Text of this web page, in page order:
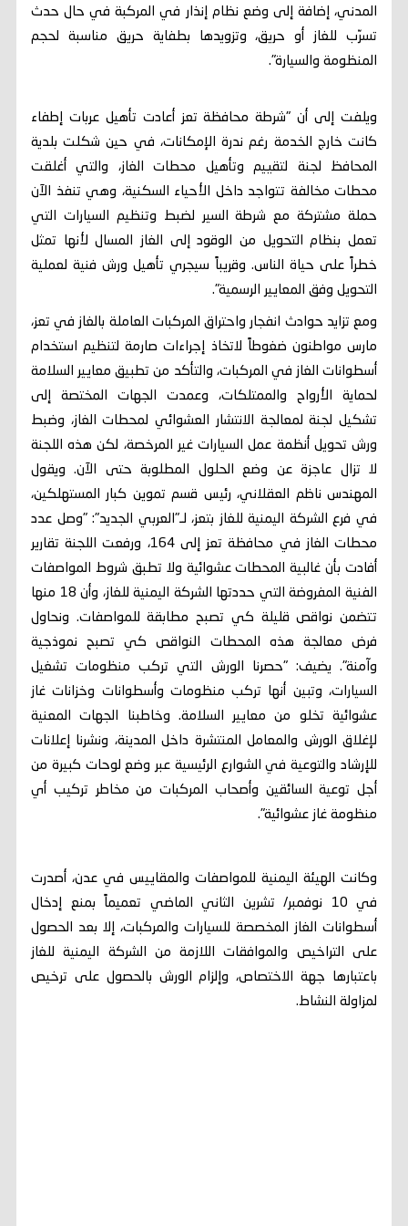
المدني، إضافة إلى وضع نظام إنذار في المركبة في حال حدث
تسرّب للغاز أو حريق، وتزويدها بطفاية حريق مناسبة لحجم
المنظومة والسيارة".
ويلفت إلى أن "شرطة محافظة تعز أعادت تأهيل عربات إطفاء
كانت خارج الخدمة رغم ندرة الإمكانات، في حين شكلت بلدية
المحافظ لجنة لتقييم وتأهيل محطات الغاز، والتي أغلقت
محطات مخالفة تتواجد داخل الأحياء السكنية، وهي تنفذ الآن
حملة مشتركة مع شرطة السير لضبط وتنظيم السيارات التي
تعمل بنظام التحويل من الوقود إلى الغاز المسال لأنها تمثل
خطراً على حياة الناس. وقريباً سيجري تأهيل ورش فنية لعملية
التحويل وفق المعايير الرسمية".
ومع تزايد حوادث انفجار واحتراق المركبات العاملة بالغاز في تعز،
مارس مواطنون ضغوطاً لاتخاذ إجراءات صارمة لتنظيم استخدام
أسطوانات الغاز في المركبات، والتأكد من تطبيق معايير السلامة
لحماية الأرواح والممتلكات، وعمدت الجهات المختصة إلى
تشكيل لجنة لمعالجة الانتشار العشوائي لمحطات الغاز، وضبط
ورش تحويل أنظمة عمل السيارات غير المرخصة، لكن هذه اللجنة
لا تزال عاجزة عن وضع الحلول المطلوبة حتى الآن. ويقول
المهندس ناظم العقلاني، رئيس قسم تموين كبار المستهلكين،
في فرع الشركة اليمنية للغاز بتعز، لـ"العربي الجديد": "وصل عدد
محطات الغاز في محافظة تعز إلى 164، ورفعت اللجنة تقارير
أفادت بأن غالبية المحطات عشوائية ولا تطبق شروط المواصفات
الفنية المفروضة التي حددتها الشركة اليمنية للغاز، وأن 18 منها
تتضمن نواقص قليلة كي تصبح مطابقة للمواصفات. ونحاول
فرض معالجة هذه المحطات النواقص كي تصبح نموذجية
وآمنة". يضيف: "حصرنا الورش التي تركب منظومات تشغيل
السيارات، وتبين أنها تركب منظومات وأسطوانات وخزانات غاز
عشوائية تخلو من معايير السلامة. وخاطبنا الجهات المعنية
لإغلاق الورش والمعامل المنتشرة داخل المدينة، ونشرنا إعلانات
للإرشاد والتوعية في الشوارع الرئيسية عبر وضع لوحات كبيرة من
أجل توعية السائقين وأصحاب المركبات من مخاطر تركيب أي
منظومة غاز عشوائية".
وكانت الهيئة اليمنية للمواصفات والمقاييس في عدن، أصدرت
في 10 نوفمبر/ تشرين الثاني الماضي تعميماً بمنع إدخال
أسطوانات الغاز المخصصة للسيارات والمركبات، إلا بعد الحصول
على التراخيص والموافقات اللازمة من الشركة اليمنية للغاز
باعتبارها جهة الاختصاص، وإلزام الورش بالحصول على ترخيص
لمزاولة النشاط.